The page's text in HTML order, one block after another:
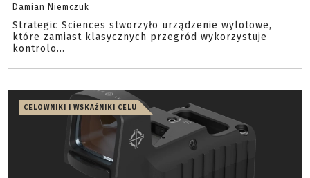
Damian Niemczuk
Strategic Sciences stworzyło urządzenie wylotowe,
które zamiast klasycznych przegród wykorzystuje
kontrolo...
CELOWNIKI I WSKAŹNIKI CELU